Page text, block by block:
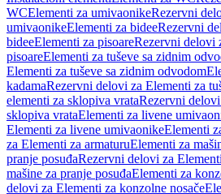
WCElementi za umivaonikeRezervni
umivaonikeElementi za bideeRezervni
bideeElementi za pisoareRezervni delovi
pisoareElementi za tuševe sa zidnim
Elementi za tuševe sa zidnim odvodom
kadamaRezervni delovi za Elementi za
elementi za sklopiva vrataRezervni
sklopiva vrataElementi za livene
Elementi za livene umivaonikeElementi
za Elementi za armaturuElementi za
pranje posuđaRezervni delovi za
mašine za pranje posuđaElementi za
delovi za Elementi za konzolne nosače